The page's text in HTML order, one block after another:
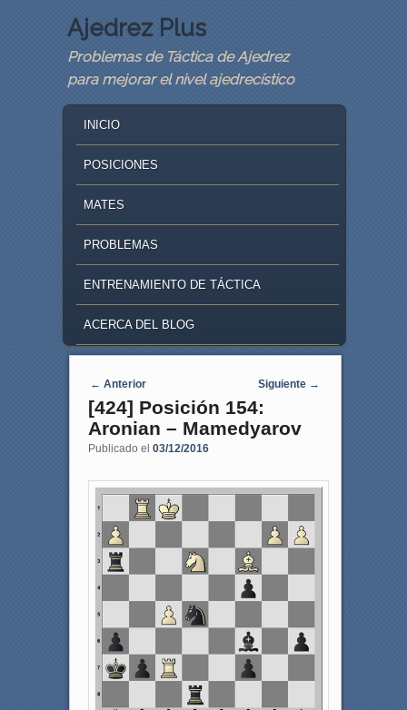
Ajedrez Plus
Problemas de Táctica de Ajedrez
para mejorar el nivel ajedrecístico
SKIP TO PRIMARY CONTENT
SKIP TO SECONDARY CONTENT
INICIO
POSICIONES
MATES
PROBLEMAS
ENTRENAMIENTO DE TÁCTICA
ACERCA DEL BLOG
Navegaci�n de entradas
← Anterior Siguiente →
[424] Posición 154:
Aronian – Mamedyarov
Publicado el 03/12/2016